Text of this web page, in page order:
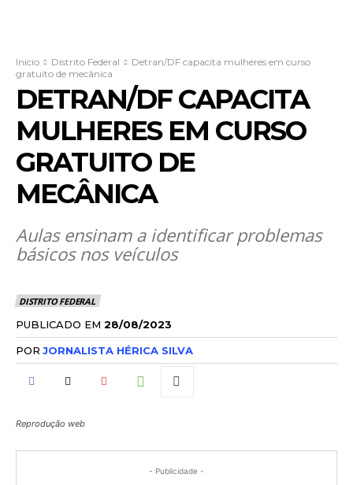
Início Distrito Federal
Detran/DF capacita mulheres em curso
gratuito de mecânica
DETRAN/DF CAPACITA
MULHERES EM CURSO
GRATUITO DE
MECÂNICA
Aulas ensinam a identificar problemas
básicos nos veículos
DISTRITO FEDERAL
PUBLICADO EM 28/08/2023
POR JORNALISTA HÉRICA SILVA
Reprodução web
- Publicidade -